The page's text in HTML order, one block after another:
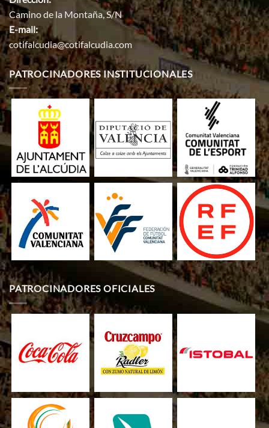
Camino de la Montaña, S/N
E-mail:
cotifalcudia@cotifalcudia.com
PATROCINADORES INSTITUCIONALES
PATROCINADORES OFICIALES